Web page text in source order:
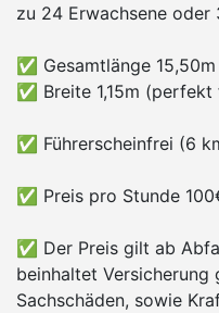
zu 24 Erwachsene oder
✅ Gesamtlänge 15,50m
✅ Breite 1,15m
✅ Führerscheinfrei (6
✅ Preis pro Stunde
✅ Der Preis gilt ab
beinhaltet Versicherung
Sachschäden, sowie